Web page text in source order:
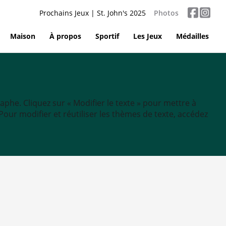
Prochains Jeux | St. John's 2025 Photos
Maison À propos Sportif Les Jeux Médailles
Cliquez sur « Modifier le texte » pour mettre à
modifier et réutiliser les thèmes de texte, accédez